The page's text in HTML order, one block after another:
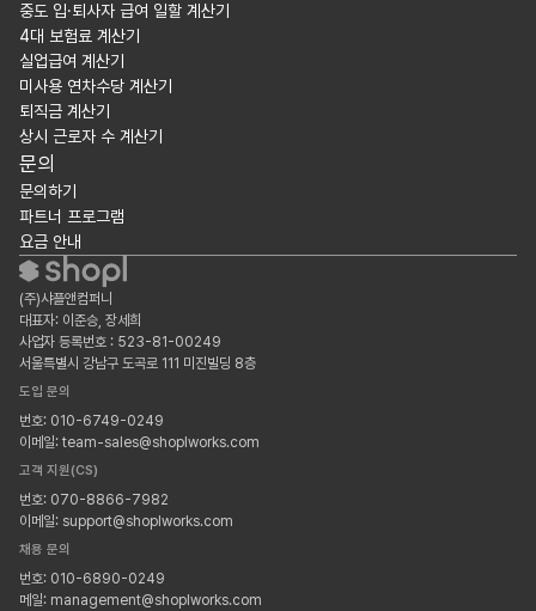
중도 입·퇴사자 급여 일할 계산기
4대 보험료 계산기
실업급여 계산기
미사용 연차수당 계산기
퇴직금 계산기
상시 근로자 수 계산기
문의
문의하기
파트너 프로그램
요금 안내
(주)샤플앤컴퍼니
대표자: 이준승, 장세희
사업자 등록번호 : 523-81-00249
서울특별시 강남구 도곡로 111 미진빌딩 8층
도입 문의
번호: 010-6749-0249
이메일: team-sales@shoplworks.com
고객 지원(CS)
번호: 070-8866-7982
이메일: support@shoplworks.com
채용 문의
번호: 010-6890-0249
메일: management@shoplworks.com